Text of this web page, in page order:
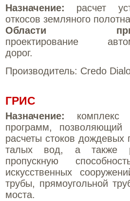
Назначение: расчет
откосов земляного
Области
проектирование
дорог.
Производитель: Credo
ГРИС
Назначение: комплекс
программ, позволяющий
расчеты стоков дождевых
талых вод, а также
пропускную
искусственных
трубы, прямоугольной
моста.